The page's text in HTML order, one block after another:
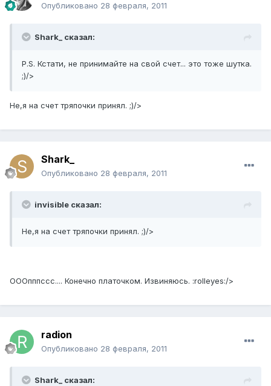
Опубликовано 28 февраля, 2011
Shark_ сказал:
P.S. Кстати, не принимайте на свой счет... это тоже шутка.
;)/>
Не,я на счет тряпочки принял. ;)/>
Shark_
Опубликовано 28 февраля, 2011
invisible сказал:
Не,я на счет тряпочки принял. ;)/>
ОООпппссс.... Конечно платочком. Извиняюсь. :rolleyes:/>
radion
Опубликовано 28 февраля, 2011
Shark_ сказал: